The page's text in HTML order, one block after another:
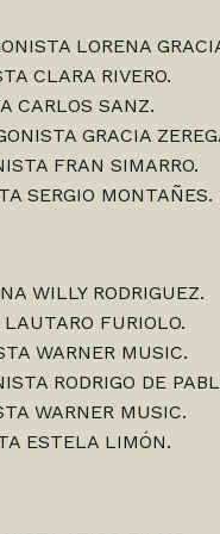
LORENA
CLARA RIVERO.
CARLOS SANZ.
GRACIA
FRAN SIMARRO.
SERGIO MONTAÑES.
WILLY RODRIGUEZ.
FURIOLO.
WARNER MUSIC.
RODRIGO DE
WARNER MUSIC.
ESTELA LIMÓN.